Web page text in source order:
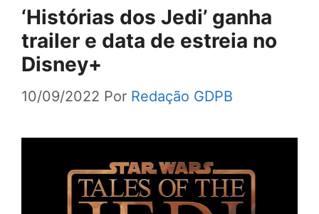
‘Histórias dos Jedi’ ganha
trailer e data de estreia no
Disney+
10/09/2022 Por Redação GDPB